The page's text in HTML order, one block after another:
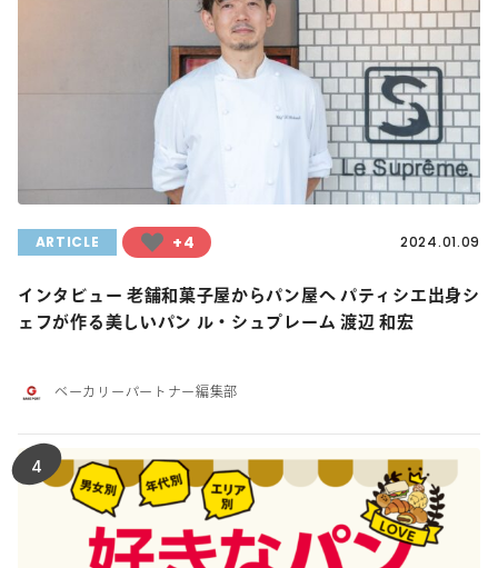
ARTICLE +4 2024.01.09
インタビュー 老舗和菓子屋からパン屋へ パティシエ出身シ
ェフが作る美しいパン ル・シュプレーム 渡辺 和宏
ベーカリーパートナー編集部
4